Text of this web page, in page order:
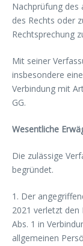
Nachprüfung des
des Rechts oder
Rechtsprechung
Mit seiner
insbesondere
Verbindung mit
GG.
Wesentliche
Die zulässige
begründet.
1. Der
2021 verletzt den
Abs. 1 in
allgemeinen